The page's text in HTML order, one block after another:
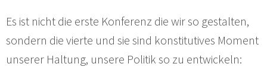
Es ist nicht die erste Konferenz die wir so gestalten,
sondern die vierte und sie sind konstitutives Moment
unserer Haltung, unsere Politik so zu entwickeln: